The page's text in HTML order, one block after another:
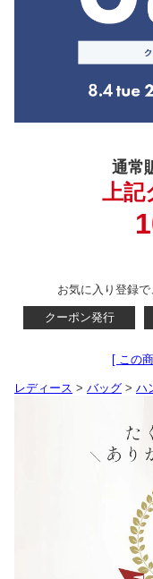
通常
上記
お気に入り登録
クーポン発行
[ この
レディース > バッグ > ハ